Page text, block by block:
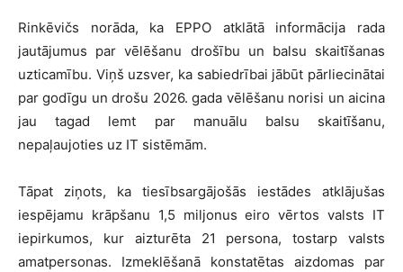
Rinkēvičs norāda, ka EPPO atklātā informācija rada
jautājumus par vēlēšanu drošību un balsu skaitīšanas
uzticamību. Viņš uzsver, ka sabiedrībai jābūt pārliecinātai
par godīgu un drošu 2026. gada vēlēšanu norisi un aicina
jau tagad lemt par manuālu balsu skaitīšanu,
nepaļaujoties uz IT sistēmām.
Tāpat ziņots, ka tiesībsargājošās iestādes atklājušas
iespējamu krāpšanu 1,5 miljonus eiro vērtos valsts IT
iepirkumos, kur aizturēta 21 persona, tostarp valsts
amatpersonas. Izmeklēšanā konstatētas aizdomas par